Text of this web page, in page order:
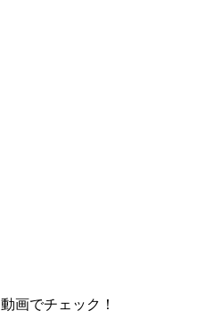
画でチェック！